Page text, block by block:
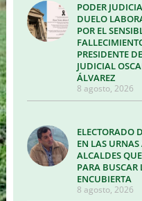
PODER
DUELO
POR EL
PRESIDENTE
JUDICIAL
ÁLVAREZ
8 agosto, 2026
ELECTORADO
EN LAS URNAS
ALCALDES
PARA BUSCAR
ENCUBIERTA
8 agosto, 2026